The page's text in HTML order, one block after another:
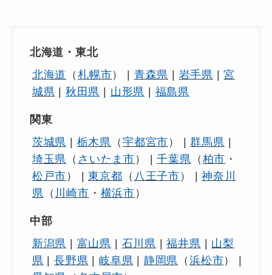
北海道・東北
北海道
（札幌市） | 青森県 岩手県 |宮
城県
秋田県 山形県 福島県
関東
茨城県
栃木県 （ 宇都宮市 ） |群馬県
埼玉県 （ さいたま市 ） |千葉県 （ 柏市 ・
松戸市 ） |東京都 （ 八王子市 ） |神奈川
県 （ 川崎市 ・ 横浜市 ）
中部
新潟県
富山県 石川県 |福井県
山梨
県 |長野県 岐阜県 静岡県 （ 浜松市） |